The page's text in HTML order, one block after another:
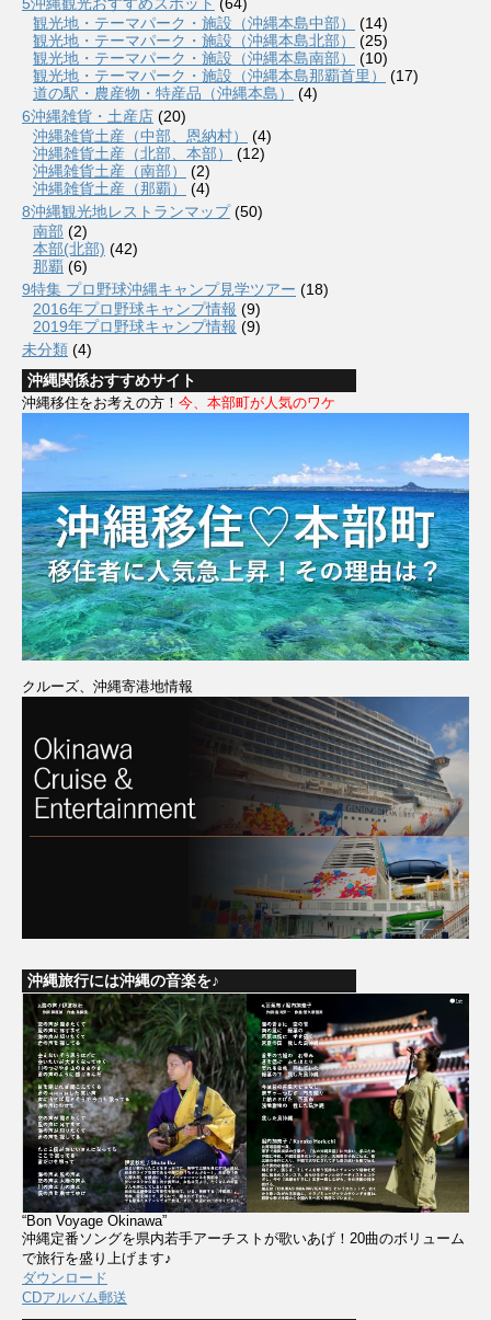
観光地・テーマパーク・施設（沖縄本島中部）
(14)
観光地・テーマパーク・施設（沖縄本島北部）
(25)
観光地・テーマパーク・施設（沖縄本島南部）
(10)
観光地・テーマパーク・施設（沖縄本島那覇首里）
(17)
道の駅・農産物・特産品（沖縄本島）
(4)
6沖縄雑貨・土産店 (20)
沖縄雑貨土産（中部、恩納村）
(4)
沖縄雑貨土産（北部、本部）
(12)
沖縄雑貨土産（南部）
(2)
沖縄雑貨土産（那覇）
(4)
8沖縄観光地レストランマップ(50)
南部 (2)
本部(北部) (42)
那覇 (6)
9特集 プロ野球沖縄キャンプ見学ツアー (18)
2016年プロ野球キャンプ情報 (9)
2019年プロ野球キャンプ情報 (9)
未分類 (4)
沖縄関係おすすめサイト
沖縄移住をお考えの方！ 今、本部町が人気のワケ
クルーズ、沖縄寄港地情報
沖縄旅行には沖縄の音楽を♪
“Bon Voyage Okinawa”
沖縄定番ソングを県内若手アーチストが歌いあげ！20曲のボリューム
で旅行を盛り上げます♪
ダウンロード
CDアルバム郵送